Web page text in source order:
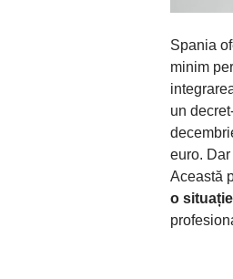
Spania
minim
un
euro.
Această
o